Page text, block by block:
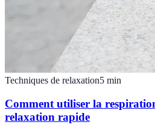
Techniques de relaxation5 min
Comment utiliser la
relaxation rapide